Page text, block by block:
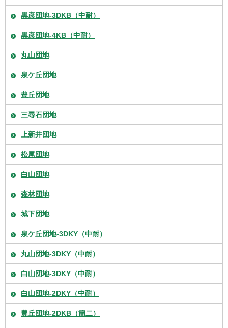
黒彦団地-3DKB（中耐）
黒彦団地-4KB（中耐）
丸山団地
泉ケ丘団地
豊丘団地
三尋石団地
上新井団地
松尾団地
白山団地
森林団地
城下団地
泉ケ丘団地-3DKY（中耐）
丸山団地-3DKY（中耐）
白山団地-3DKY（中耐）
白山団地-2DKY（中耐）
豊丘団地-2DKB（簡二）